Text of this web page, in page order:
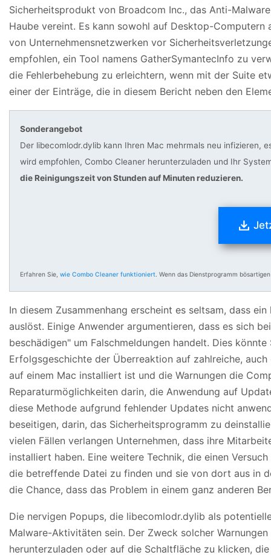
Sicherheitsprodukt von Broadcom Inc., das Anti-
Haube vereint. Es kann sowohl auf Desktop-
von Unternehmensnetzwerken vor
empfohlen, ein Tool namens GatherSymantecInfo zu
die Fehlerbehebung zu erleichtern, wenn mit der Suite
einer der Einträge, die in diesem Bericht neben den
Sonderangebot
Der libecomlodr.dylib kann Ihren Mac mehrmals neu infizieren,
wird empfohlen, Combo Cleaner herunterzuladen und Ihr
die Reinigungszeit von Stunden auf Minuten reduzieren.
Erfahren Sie, wie Combo Cleaner funktioniert . Wenn das Dienstprogramm
In diesem Zusammenhang erscheint es seltsam, dass
auslöst. Einige Anwender argumentieren, dass es sich
beschädigen" um Falschmeldungen handelt. Dies
Erfolgsgeschichte der Überreaktion auf zahlreiche,
auf einem Mac installiert ist und die Warnungen die
Reparaturmöglichkeiten darin, die Anwendung auf
diese Methode aufgrund fehlender Updates nicht
beseitigen, darin, das Sicherheitsprogramm zu
vielen Fällen verlangen Unternehmen, dass ihre
installiert haben. Eine weitere Technik, die einen
die betreffende Datei zu finden und sie von dort aus in
die Chance, dass das Problem in einem ganz anderen
Die nervigen Popups, die libecomlodr.dylib als
Malware-Aktivitäten sein. Der Zweck solcher
herunterzuladen oder auf die Schaltfläche zu klicken,